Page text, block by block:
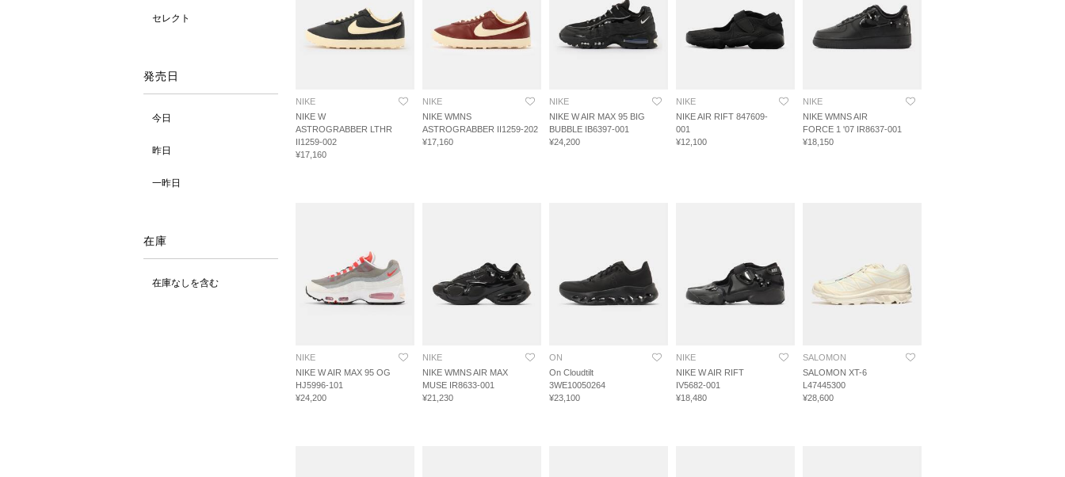
セレクト
発売日
今日
昨日
一昨日
在庫
在庫なしを含む
NIKE
NIKE W
ASTROGRABBER LTHR
II1259-002
¥17,160
NIKE
NIKE WMNS
ASTROGRABBER II1259-202
¥17,160
NIKE
NIKE W AIR MAX 95 BIG
BUBBLE IB6397-001
¥24,200
NIKE
NIKE AIR RIFT 847609-
001
¥12,100
NIKE
NIKE WMNS AIR
FORCE 1 '07 IR8637-001
¥18,150
NIKE
NIKE W AIR MAX 95 OG
HJ5996-101
¥24,200
NIKE
NIKE WMNS AIR MAX
MUSE IR8633-001
¥21,230
ON
On Cloudtilt
3WE10050264
¥23,100
NIKE
NIKE W AIR RIFT
IV5682-001
¥18,480
SALOMON
SALOMON XT-6
L47445300
¥28,600